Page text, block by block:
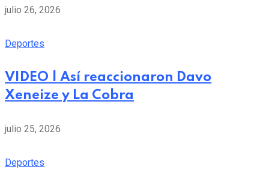
julio 26, 2026
Deportes
VIDEO | Así reaccionaron Davo
Xeneize y La Cobra
julio 25, 2026
Deportes